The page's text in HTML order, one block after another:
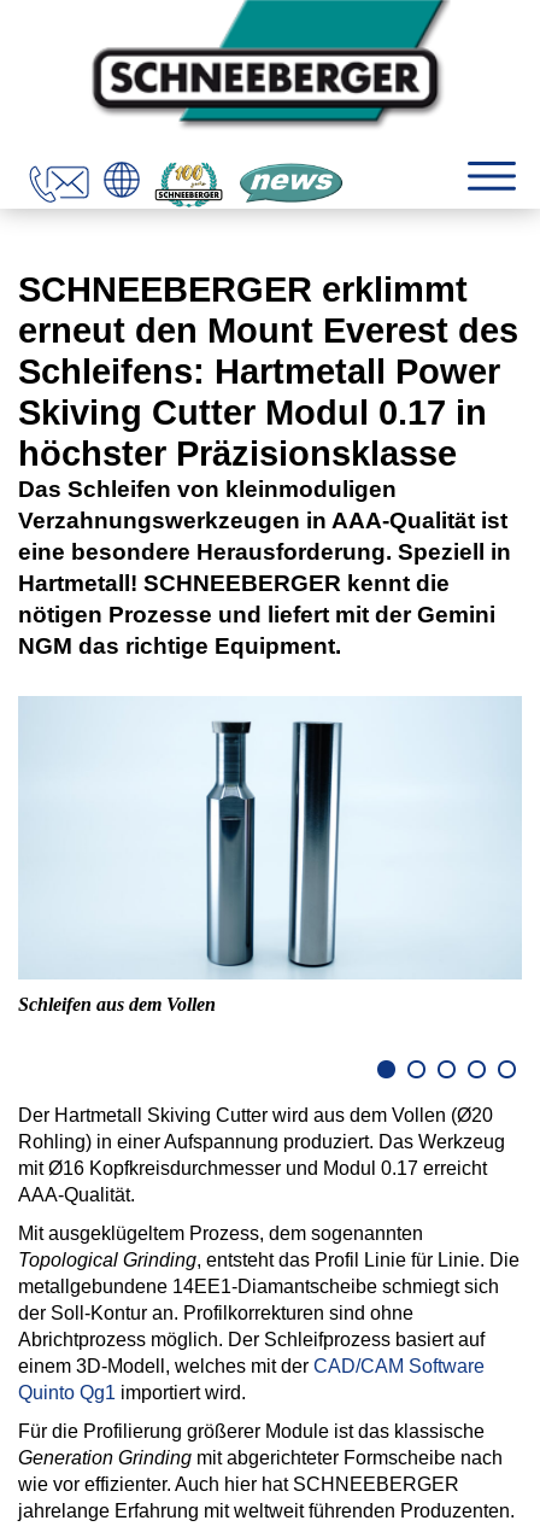
SCHNEEBERGER erklimmt
erneut den Mount Everest des
Schleifens: Hartmetall Power
Skiving Cutter Modul 0.17 in
höchster Präzisionsklasse
Das Schleifen von kleinmoduligen
Verzahnungswerkzeugen in AAA-Qualität ist
eine besondere Herausforderung. Speziell in
Hartmetall! SCHNEEBERGER kennt die
nötigen Prozesse und liefert mit der Gemini
NGM das richtige Equipment.
Schleifen aus dem Vollen
Der Hartmetall Skiving Cutter wird aus dem Vollen (Ø20
Rohling) in einer Aufspannung produziert. Das Werkzeug
mit Ø16 Kopfkreisdurchmesser und Modul 0.17 erreicht
AAA-Qualität.
Mit ausgeklügeltem Prozess, dem sogenannten
Topological Grinding, entsteht das Profil Linie für Linie. Die
metallgebundene 14EE1-Diamantscheibe schmiegt sich
der Soll-Kontur an. Profilkorrekturen sind ohne
Abrichtprozess möglich. Der Schleifprozess basiert auf
einem 3D-Modell, welches mit der CAD/CAM Software
Quinto Qg1 importiert wird.
Für die Profilierung größerer Module ist das klassische
Generation Grinding mit abgerichteter Formscheibe nach
wie vor effizienter. Auch hier hat SCHNEEBERGER
jahrelange Erfahrung mit weltweit führenden Produzenten.